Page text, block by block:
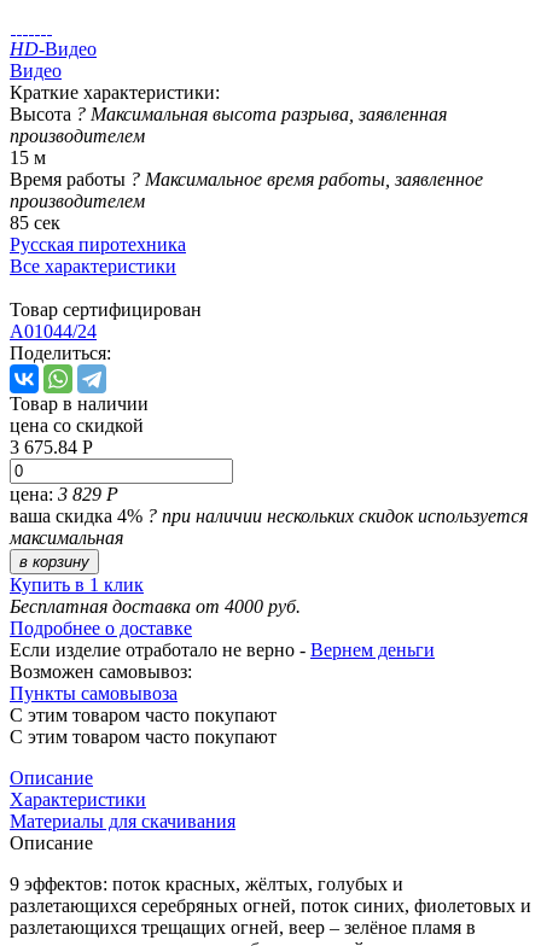
HD-Видео
Видео
Краткие характеристики:
Высота ? Максимальная высота разрыва, заявленная
производителем
15 м
Время работы ? Максимальное время работы, заявленное
производителем
85 сек
Русская пиротехника
Все характеристики
Товар сертифицирован
A01044/24
Поделиться:
Товар в наличии
цена со скидкой
3 675.84 Р
цена: 3 829 Р
ваша скидка 4% ? при наличии нескольких скидок используется
максимальная
в корзину
Купить в 1 клик
Бесплатная доставка от 4000 руб.
Подробнее о доставке
Если изделие отработало не верно - Вернем деньги
Возможен самовывоз:
Пункты самовывоза
С этим товаром часто покупают
С этим товаром часто покупают
Описание
Характеристики
Материалы для скачивания
Описание
9 эффектов: поток красных, жёлтых, голубых и
разлетающихся серебряных огней, поток синих, фиолетовых и
разлетающихся трещащих огней, веер – зелёное пламя в